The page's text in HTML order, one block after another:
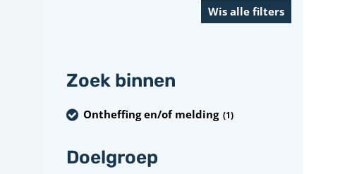
Zoek binnen
Ontheffing en/of melding (1)
Doelgroep